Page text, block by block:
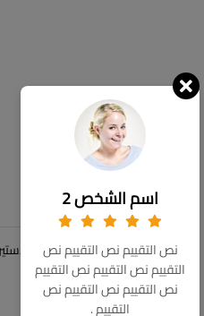
© حقوق الملكية 2026 دولار للاستيراد.
اسم الشخص 2
نص التقييم نص التقييم نص
التقييم نص التقييم نص التقييم
نص التقييم نص التقييم نص
التقييم .